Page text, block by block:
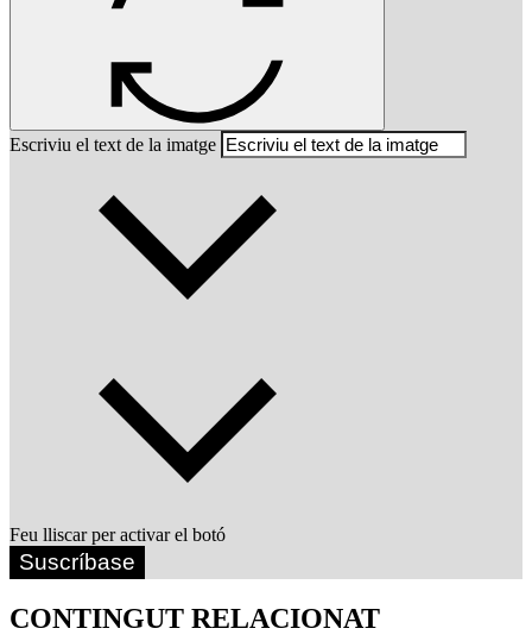
Escriviu el text de la imatge
Feu lliscar per activar el botó
Suscríbase
CONTINGUT RELACIONAT